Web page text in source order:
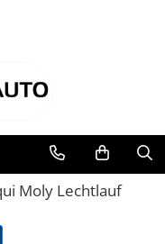
Moly Lechtlauf